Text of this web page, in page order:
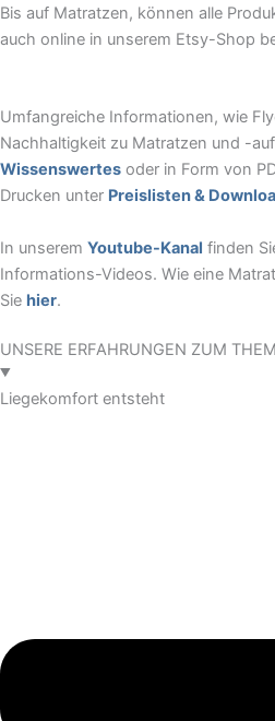
Bis auf Matratzen, können alle
auch online in unserem Etsy-Shop
Umfangreiche Informationen, wie
Nachhaltigkeit zu Matratzen und -
Wissenswertes oder in Form von
Drucken unter Preislisten &
In unserem Youtube-Kanal finden
Informations-Videos. Wie eine
Sie hier.
UNSERE ERFAHRUNGEN ZUM
Liegekomfort entsteht